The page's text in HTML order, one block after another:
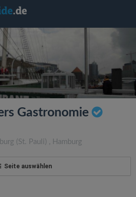
Gastronomie
(St. Pauli) , Hamburg
Seite auswählen